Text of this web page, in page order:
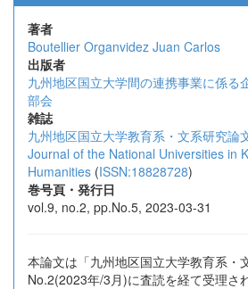
著者
Boutellier Organvidez Juan Carlos
出版者
九州地区国立大学間の連携事業に係る
部会
雑誌
九州地区国立大学教育系・文系研究論
Journal of the National Universities in
Humanities (ISSN:18828728)
巻号頁・発行日
vol.9, no.2, pp.No.5, 2023-03-31
本論文は「九州地区国立大学教育系・
No.2(2023年/3月)に査読を経て受理さ